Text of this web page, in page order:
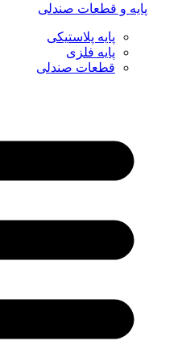
پایه و قطعات صندلی
پایه پلاستیکی
پایه فلزی
قطعات صندلی